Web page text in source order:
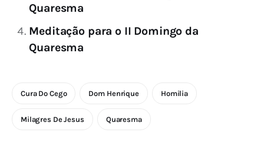
Quaresma
Meditação para o II Domingo da
Quaresma
Cura Do Cego Dom Henrique Homilia
Milagres De Jesus Quaresma